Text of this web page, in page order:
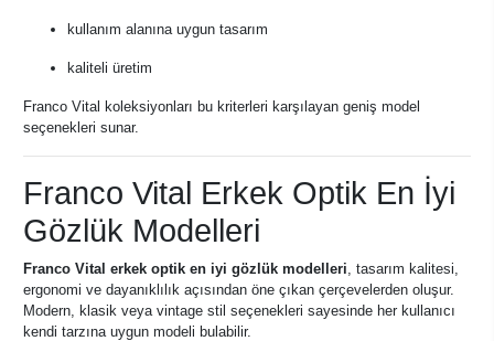
kullanım alanına uygun tasarım
kaliteli üretim
Franco Vital koleksiyonları bu kriterleri karşılayan geniş model
seçenekleri sunar.
Franco Vital Erkek Optik En İyi
Gözlük Modelleri
Franco Vital erkek optik en iyi gözlük modelleri, tasarım kalitesi,
ergonomi ve dayanıklılık açısından öne çıkan çerçevelerden oluşur.
Modern, klasik veya vintage stil seçenekleri sayesinde her kullanıcı
kendi tarzına uygun modeli bulabilir.